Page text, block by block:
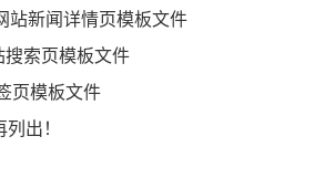
站新闻详情页模板文件
搜索页模板文件
页模板文件
出！